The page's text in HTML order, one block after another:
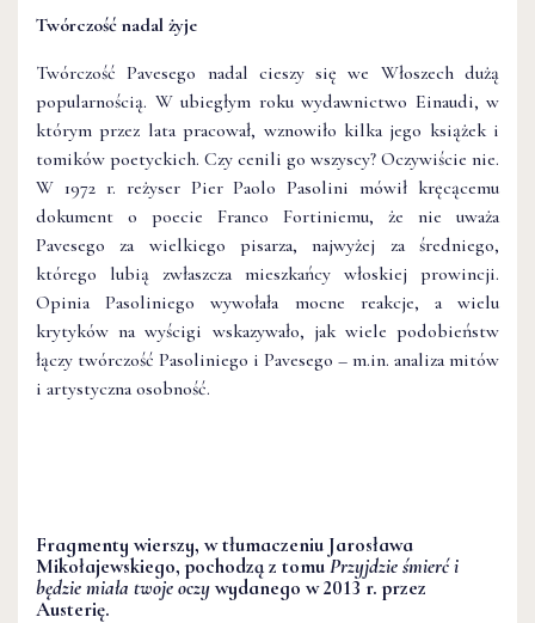
Twórczość nadal żyje
Twórczość Pavesego nadal cieszy się we Włoszech dużą
popularnością. W ubiegłym roku wydawnictwo Einaudi, w
którym przez lata pracował, wznowiło kilka jego książek i
tomików poetyckich. Czy cenili go wszyscy? Oczywiście nie.
W 1972 r. reżyser Pier Paolo Pasolini mówił kręcącemu
dokument o poecie Franco Fortiniemu, że nie uważa
Pavesego za wielkiego pisarza, najwyżej za średniego,
którego lubią zwłaszcza mieszkańcy włoskiej prowincji.
Opinia Pasoliniego wywołała mocne reakcje, a wielu
krytyków na wyścigi wskazywało, jak wiele podobieństw
łączy twórczość Pasoliniego i Pavesego – m.in. analiza mitów
i artystyczna osobność.
Fragmenty wierszy, w tłumaczeniu Jarosława
Mikołajewskiego, pochodzą z tomuPrzyjdzie śmierć i
będzie miała twoje oczywydanego w 2013 r. przez
Austerię.